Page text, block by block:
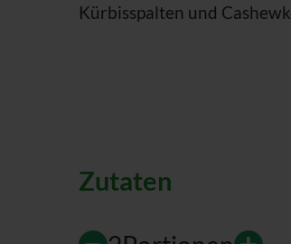
Kürbisspalten und
Zutaten